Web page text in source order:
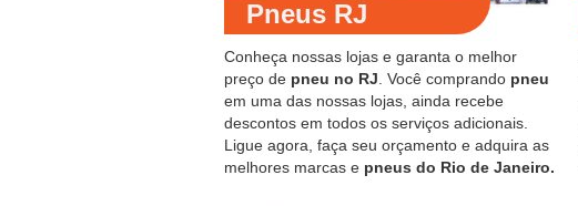
Pneus RJ
Conheça nossas lojas e garanta o melhor
preço de pneu no RJ. Você comprando pneu
em uma das nossas lojas, ainda recebe
descontos em todos os serviços adicionais.
Ligue agora, faça seu orçamento e adquira as
melhores marcas e pneus do Rio de Janeiro.